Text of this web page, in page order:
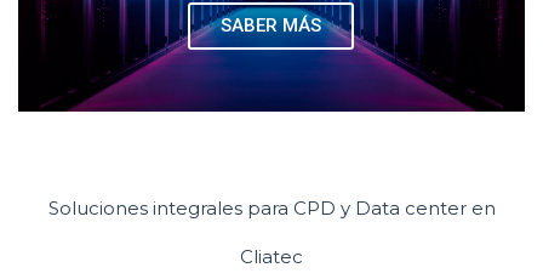
SABER MÁS
Soluciones integrales para CPD y Data center en
Cliatec